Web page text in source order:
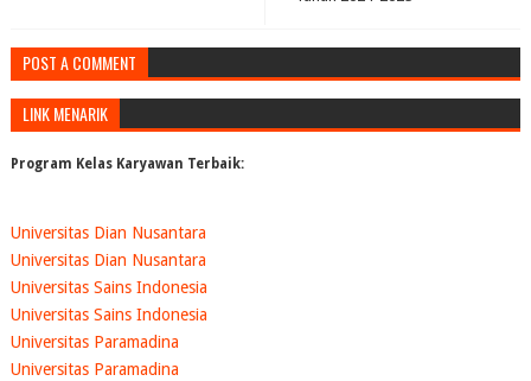
POST A COMMENT
LINK MENARIK
Program Kelas Karyawan Terbaik:
Universitas Dian Nusantara
Universitas Dian Nusantara
Universitas Sains Indonesia
Universitas Sains Indonesia
Universitas Paramadina
Universitas Paramadina